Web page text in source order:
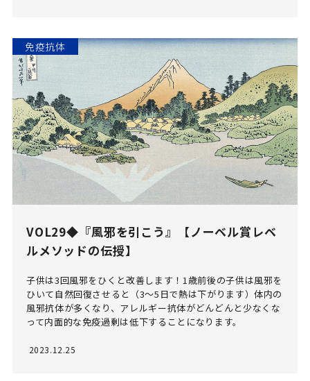
VOL29◆『風邪を引こう』【ノーベル賞レベ
ルメソッドの伝授】
子供は3回風邪をひくと改善します！1歳前後の子供は風邪を
ひいて自然回復させると（3～5日で熱は下がります）体内の
風邪抗体が多くなり、アレルギー抗体がどんどんと少なくな
って内面的な免疫過剰は低下することになります。
2023.12.25
免疫抗体